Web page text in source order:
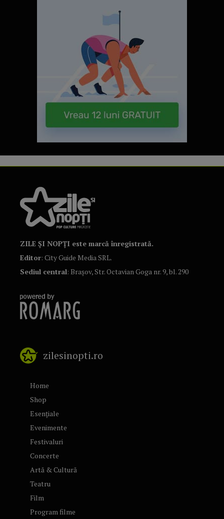
ZILE ȘI NOPȚI este marcă înregistrată.
Editor: City Guide Media SRL.
Sediul central: Brașov, Str. Octavian Goga nr. 9, bl. 290
zilesinopti.ro
Home
Shop
Esențiale
Evenimente
Festivaluri
Concerte
Artă & Cultură
Teatru
Film
Program filme